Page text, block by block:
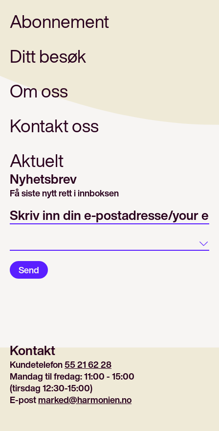
Abonnement
Ditt besøk
Om oss
Kontakt oss
Aktuelt
Nyhetsbrev
Få siste nytt rett i innboksen
E-post/email
Send
Kontakt
Kundetelefon 55 21 62 28
Mandag til fredag: 11:00 - 15:00
(tirsdag 12:30-15:00)
E-post marked@harmonien.no